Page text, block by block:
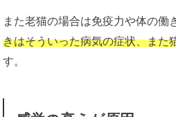
また老猫の場合は免疫力や体の働
きはそういった病気の症状、また
す。